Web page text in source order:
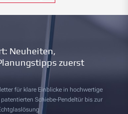
Neuheiten,
zuerst
für klare Einblicke in hochwertige
Schiebe-Pendeltür bis zur